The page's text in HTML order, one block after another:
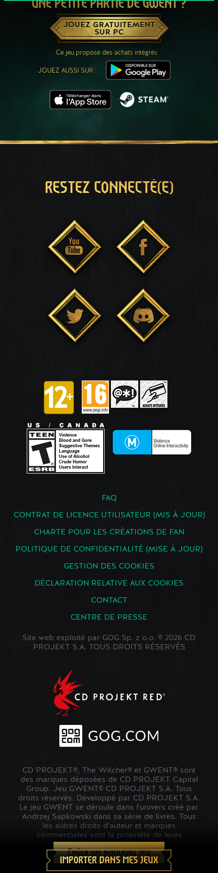
Créer un nouveau jeu
IMPORTER DANS MES JEUX
UNE PETITE PARTIE DE GWENT ?
JOUEZ GRATUITEMENT
SUR PC
Ce jeu propose des achats intégrés
JOUEZ AUSSI SUR :
RESTEZ CONNECTÉ(E)
FAQ
CONTRAT DE LICENCE UTILISATEUR (MIS À JOUR)
CHARTE POUR LES CRÉATIONS DE FAN
POLITIQUE DE CONFIDENTIALITÉ (MISE À JOUR)
GESTION DES COOKIES
DÉCLARATION RELATIVE AUX COOKIES
CONTACT
CENTRE DE PRESSE
Site web exploité par GOG Sp. z o.o. © 2026 CD
PROJEKT S.A. TOUS DROITS RÉSERVÉS
CD PROJEKT®, The Witcher® et GWENT® sont
des marques déposées de CD PROJEKT Capital
Group. Jeu GWENT© CD PROJEKT S.A. Tous
droits réservés. Développé par CD PROJEKT S.A.
Le jeu GWENT se déroule dans l'univers créé par
Andrzej Sapkowski dans sa série de livres. Tous
les autres droits d'auteur et marques
commerciales sont la propriété de leurs
propriétaires respectifs.